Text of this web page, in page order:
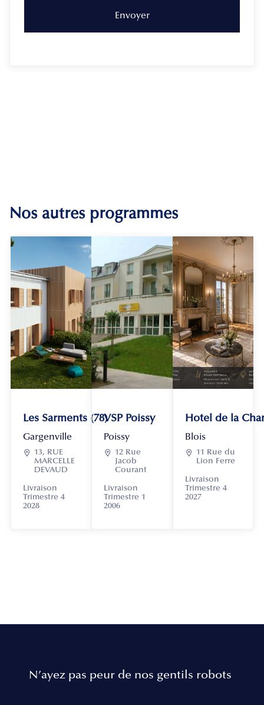
Nos autres programmes
Les Sarments (78)
Gargenville
 13, RUE
MARCELLE
DEVAUD
Livraison
Trimestre 4
2028
VSP Poissy
Poissy
 12 Rue
Jacob
Courant
Livraison
Trimestre 1
2006
Hotel de la
Blois
 11 Rue du
Lion Ferre
Livraison
Trimestre 4
2027
N’ayez pas peur de nos gentils robots